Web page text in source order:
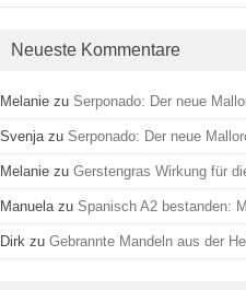
Neueste Kommentare
Melanie zu Serponado: Der neue
Svenjazu Serponado: Der neue
Melanie zu Gerstengras Wirkung für
Manuelazu Spanisch A2 bestanden:
Dirk zu Gebrannte Mandeln aus der